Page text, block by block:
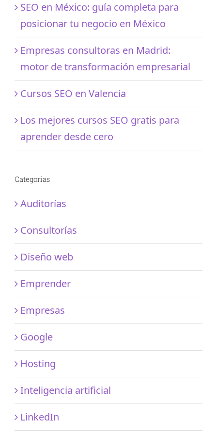
SEO en México: guía completa para
posicionar tu negocio en México
Empresas consultoras en Madrid:
motor de transformación empresarial
Cursos SEO en Valencia
Los mejores cursos SEO gratis para
aprender desde cero
Categorías
Auditorías
Consultorías
Diseño web
Emprender
Empresas
Google
Hosting
Inteligencia artificial
LinkedIn